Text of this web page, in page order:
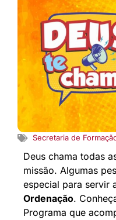
Secretaria de
Deus chama todas
missão. Algumas
especial para servir
Ordenação.
Programa que